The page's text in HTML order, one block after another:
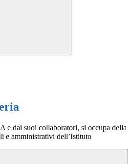
e dai suoi collaboratori, si occupa della
e amministrativi dell’Istituto